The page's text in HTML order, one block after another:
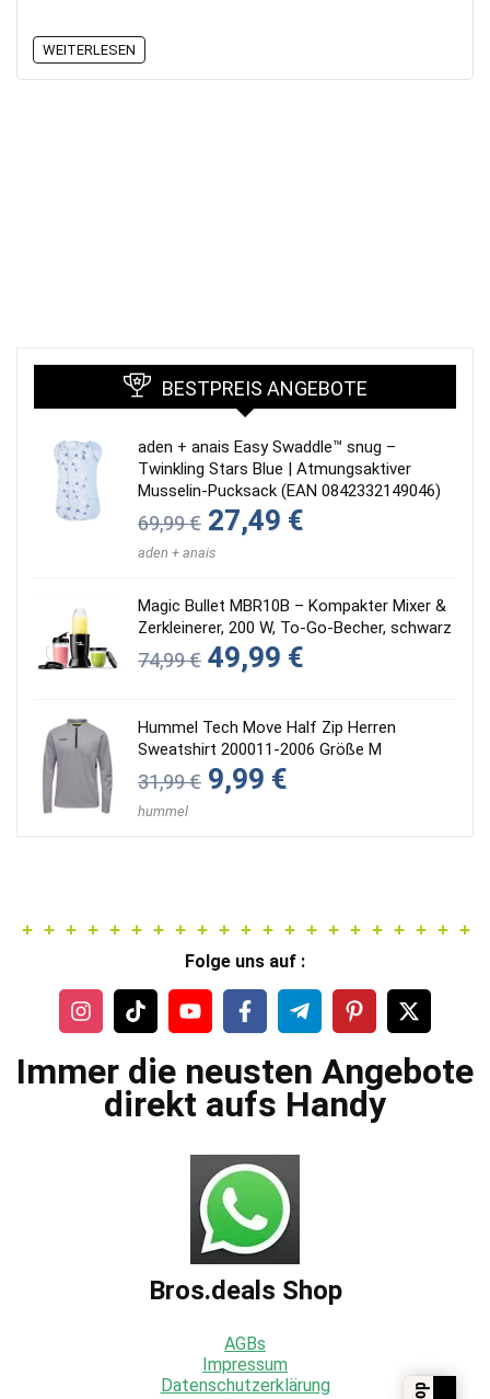
WEITERLESEN
BESTPREIS ANGEBOTE
aden + anais Easy Swaddle™ snug –
Twinkling Stars Blue | Atmungsaktiver
Musselin-Pucksack (EAN 0842332149046)
69,99€ Ursprünglicher
Preis
war:
69,99 €
27,49 €
aden + anais
Magic Bullet MBR10B – Kompakter Mixer &
Zerkleinerer, 200 W, To‑Go‑Becher, schwarz
74,99€ Ursprünglicher
Preis
49,99 €
Hummel Tech Move Half Zip Herren
Sweatshirt 200011-2006 Größe M
31,99€ Ursprünglicher
Preis
9,99 €
hummel
Folge uns auf :
Immer die neusten Angebote
direkt aufs Handy
Bros.deals Shop
AGBs
Impressum
Datenschutzerklärung